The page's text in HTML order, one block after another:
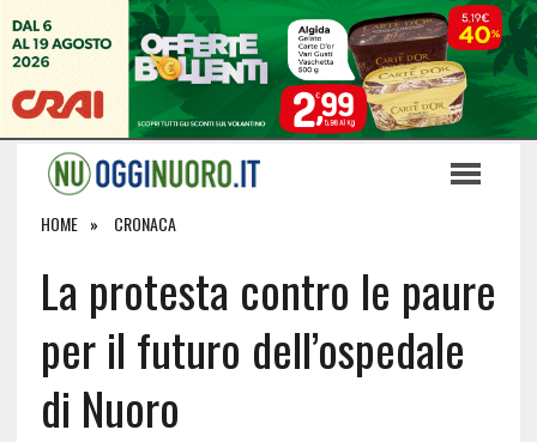
HOME CRONACA
La protesta contro le paure
per il futuro dell’ospedale
di Nuoro